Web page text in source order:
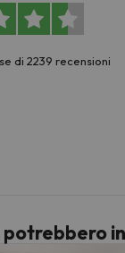
di 2239 recensioni
potrebbero